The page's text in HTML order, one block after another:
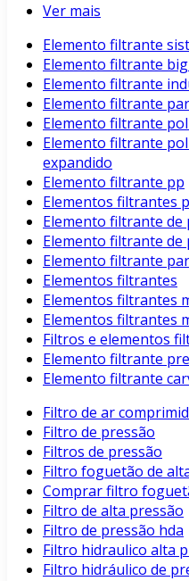
Ver mais
Elemento filtrante
Elemento filtrante
Elemento filtrante
Elemento filtrante
Elemento filtrante
Elemento filtrante
expandido
Elemento filtrante pp
Elementos filtrantes
Elemento filtrante de
Elemento filtrante
Elemento filtrante
Elementos filtrantes
Elementos filtrantes
Elementos filtrantes
Filtros e elementos
Elemento filtrante
Elemento filtrante
Filtro de ar
Filtro de pressão
Filtros de pressão
Filtro foguetão de
Comprar filtro
Filtro de alta pressão
Filtro de pressão hda
Filtro hidraulico alta
Filtro hidráulico de